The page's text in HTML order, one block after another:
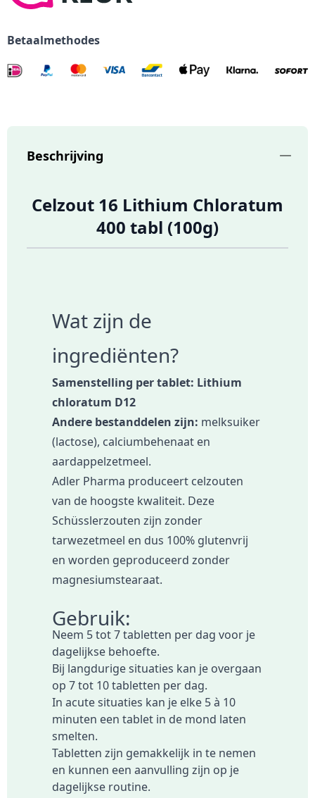
Betaalmethodes
Beschrijving
Celzout 16 Lithium Chloratum
400 tabl (100g)
Wat zijn de
ingrediënten?
Samenstelling per tablet: Lithium
chloratum D12
Andere bestanddelen zijn: melksuiker
(lactose), calciumbehenaat en
aardappelzetmeel.
Adler Pharma produceert celzouten
van de hoogste kwaliteit. Deze
Schüsslerzouten zijn zonder
tarwezetmeel en dus 100% glutenvrij
en worden geproduceerd zonder
magnesiumstearaat.
Gebruik:
Neem 5 tot 7 tabletten per dag voor je
dagelijkse behoefte.
Bij langdurige situaties kan je overgaan
op 7 tot 10 tabletten per dag.
In acute situaties kan je elke 5 à 10
minuten een tablet in de mond laten
smelten.
Tabletten zijn gemakkelijk in te nemen
en kunnen een aanvulling zijn op je
dagelijkse routine.